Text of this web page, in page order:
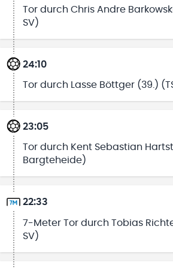
Tor durch Chris Andre
SV)
24:10
Tor durch Lasse Böttger (39.)
23:05
Tor durch Kent Sebastian
Bargteheide)
22:33
7-Meter Tor durch Tobias
SV)